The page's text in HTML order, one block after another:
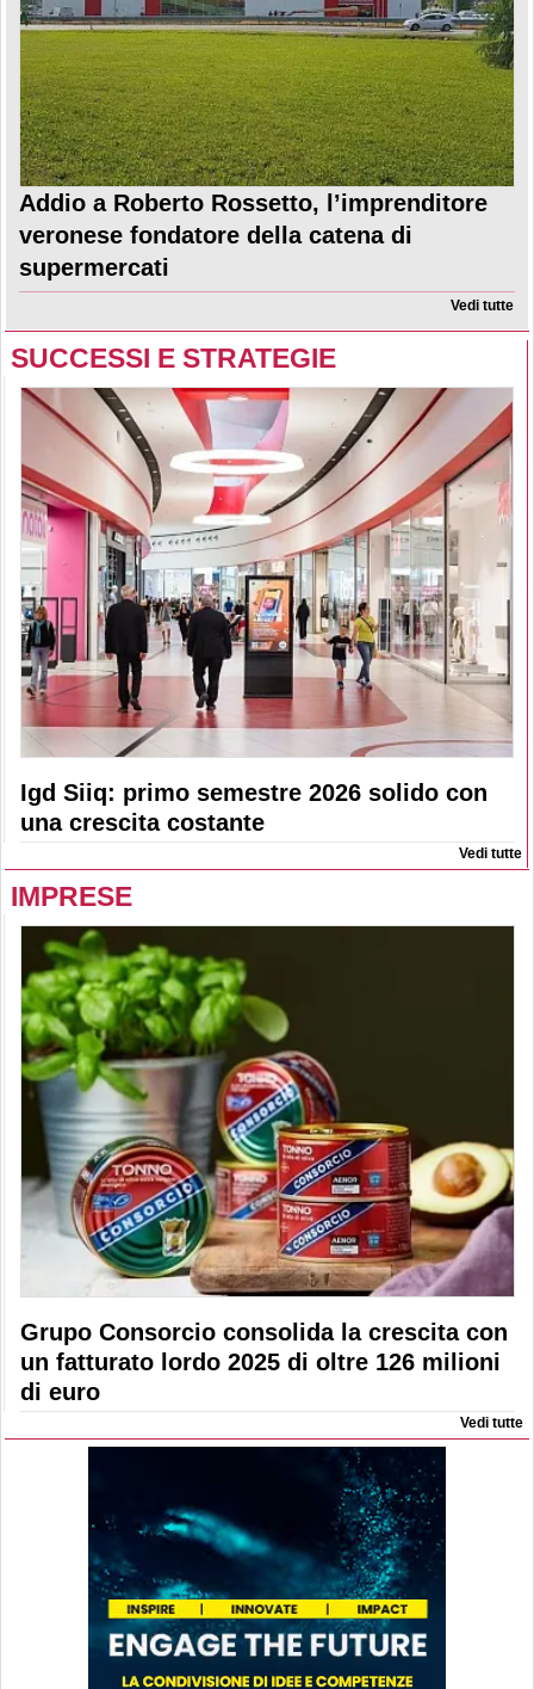
Addio a Roberto Rossetto, l’imprenditore
veronese fondatore della catena di
supermercati
Vedi tutte
SUCCESSI E STRATEGIE
Igd Siiq: primo semestre 2026 solido con
una crescita costante
Vedi tutte
IMPRESE
Grupo Consorcio consolida la crescita con
un fatturato lordo 2025 di oltre 126 milioni
di euro
Vedi tutte